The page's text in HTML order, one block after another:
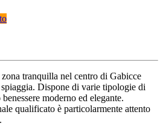
tranquilla nel centro di Gabicce
Dispone di varie tipologie di
moderno ed elegante.
qualificato è particolarmente attento